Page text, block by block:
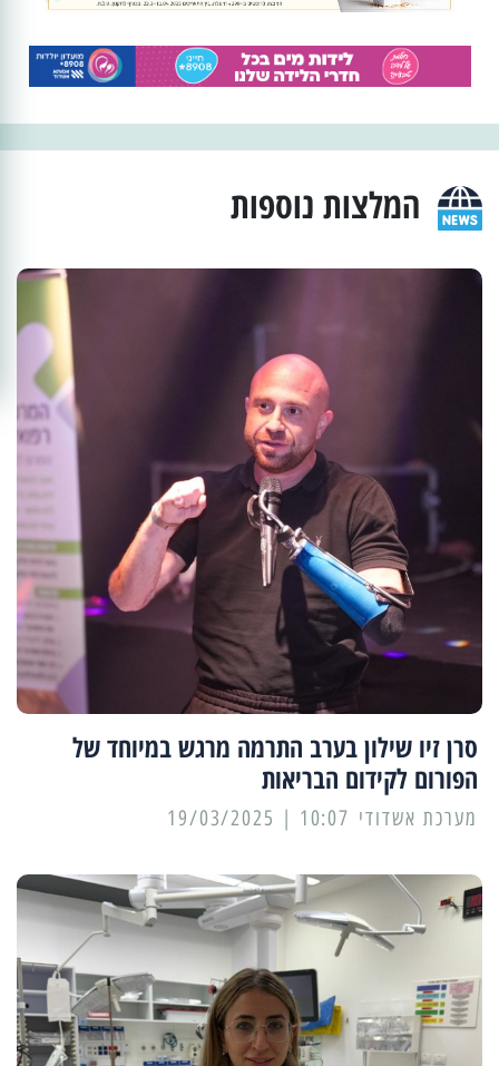
המלצות נוספות
סרן זיו שילון בערב התרמה מרגש במיוחד של
הפורום לקידום הבריאות
מערכת אשדודי 10:07 | 19/03/2025